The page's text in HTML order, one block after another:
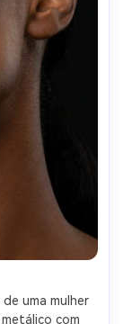
uma mulher
com